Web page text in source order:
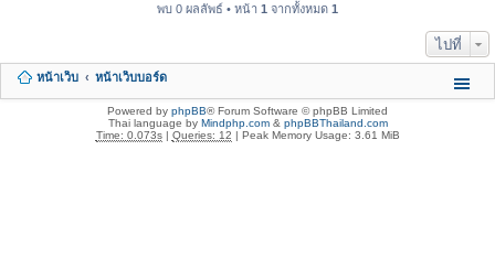
พบ 0 ผลลัพธ์ • หน้า 1 จากทั้งหมด 1
ไปที่
หน้าเว็บ หน้าเว็บบอร์ด
Powered by phpBB® Forum Software © phpBB Limited
Thai language by Mindphp.com& phpBBThailand.com
Time: 0.073s| Queries: 12 | Peak Memory Usage: 3.61 MiB